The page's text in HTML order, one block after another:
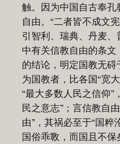
触。因为中国自古奉
自由。“二者皆不成文
引智利、瑞典、丹麦
中有关信教自由的条
的结论，明定国教无
为国教者，比各国“宽
“最大多数人民之信仰”
民之意志”；言信教自
由”，其祸必至于“国
国俗乖斁，而国且不保